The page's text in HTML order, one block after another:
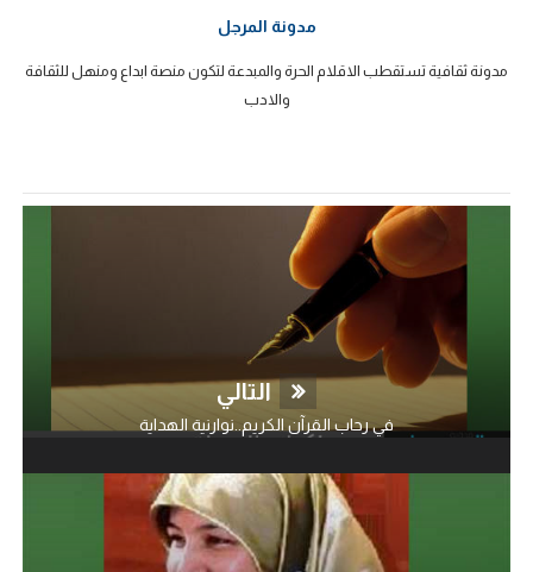
مدونة المرجل
مدونة ثقافية تستقطب الاقلام الحرة والمبدعة لتكون منصة ابداع ومنهل للثقافة
والادب
التالي
في رحاب القرآن الكريم..نوارنية الهداية